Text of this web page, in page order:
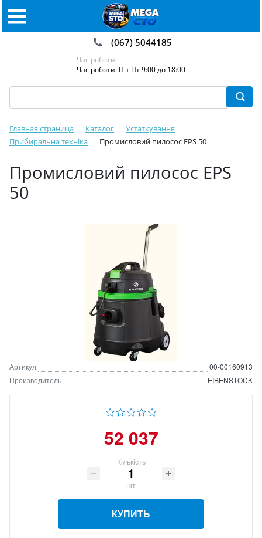
(067) 5044185
Час роботи:
Час роботи: Пн-Пт 9:00 до 18:00
Главная страница Каталог
Устаткування
Прибиральна техніка
Промисловий пилосос EPS 50
Промисловий пилосос EPS
50
Артикул
00-00160913
Производитель
EIBENSTOCK
52 037
Кількість
шт
КУПИТЬ